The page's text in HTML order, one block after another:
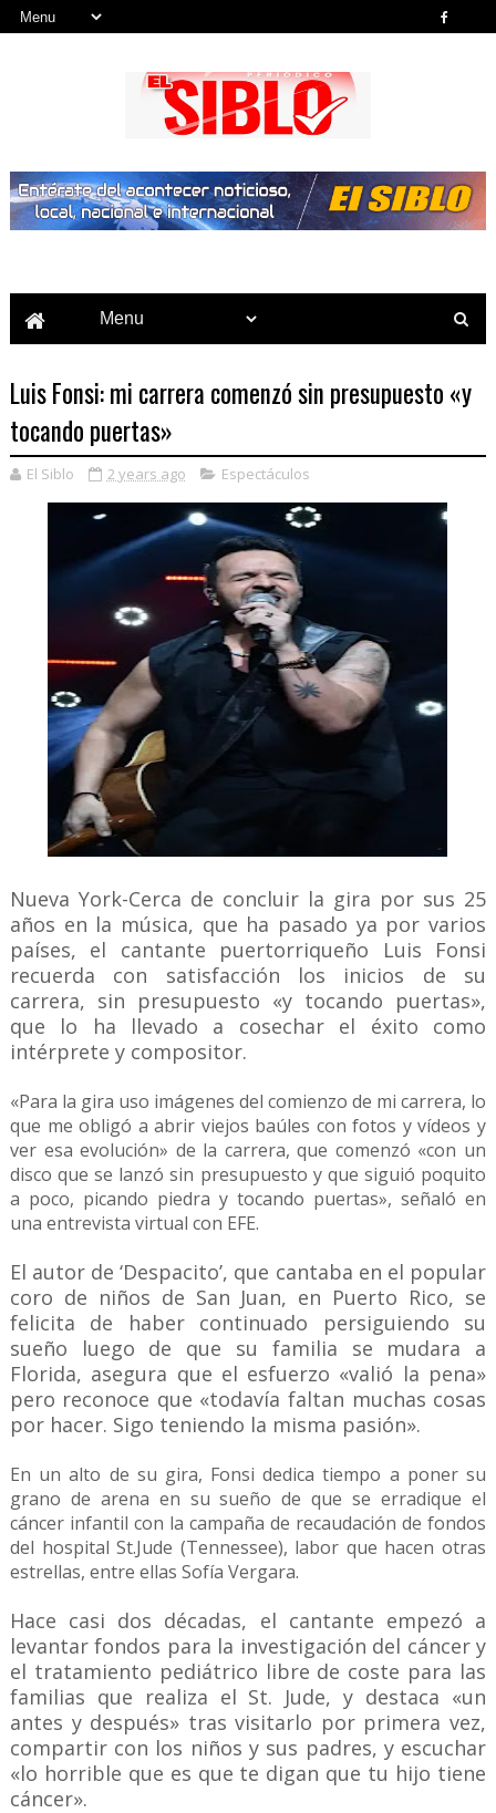
Luis Fonsi: mi carrera comenzó sin presupuesto «y
tocando puertas»
El Siblo 2 years ago Espectáculos
Nueva York-Cerca de concluir la gira por sus 25
años en la música, que ha pasado ya por varios
países, el cantante puertorriqueño Luis Fonsi
recuerda con satisfacción los inicios de su
carrera, sin presupuesto «y tocando puertas»,
que lo ha llevado a cosechar el éxito como
intérprete y compositor.
«Para la gira uso imágenes del comienzo de mi carrera, lo
que me obligó a abrir viejos baúles con fotos y vídeos y
ver esa evolución» de la carrera, que comenzó «con un
disco que se lanzó sin presupuesto y que siguió poquito
a poco, picando piedra y tocando puertas», señaló en
una entrevista virtual con EFE.
El autor de ‘Despacito’, que cantaba en el popular
coro de niños de San Juan, en Puerto Rico, se
felicita de haber continuado persiguiendo su
sueño luego de que su familia se mudara a
Florida, asegura que el esfuerzo «valió la pena»
pero reconoce que «todavía faltan muchas cosas
por hacer. Sigo teniendo la misma pasión».
En un alto de su gira, Fonsi dedica tiempo a poner su
grano de arena en su sueño de que se erradique el
cáncer infantil con la campaña de recaudación de fondos
del hospital St.Jude (Tennessee), labor que hacen otras
estrellas, entre ellas Sofía Vergara.
Hace casi dos décadas, el cantante empezó a
levantar fondos para la investigación del cáncer y
el tratamiento pediátrico libre de coste para las
familias que realiza el St. Jude, y destaca «un
antes y después» tras visitarlo por primera vez,
compartir con los niños y sus padres, y escuchar
«lo horrible que es que te digan que tu hijo tiene
cáncer».